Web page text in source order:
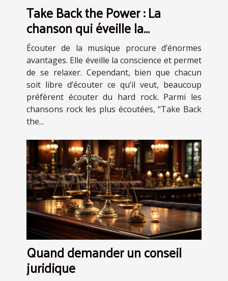
Take Back the Power : La
chanson qui éveille la
conscience et procure des
sensations fortes
Écouter de la musique procure d’énormes
avantages. Elle éveille la conscience et permet
de se relaxer. Cependant, bien que chacun
soit libre d’écouter ce qu’il veut, beaucoup
préfèrent écouter du hard rock. Parmi les
chansons rock les plus écoutées, “Take Back
the...
Quand demander un conseil
juridique